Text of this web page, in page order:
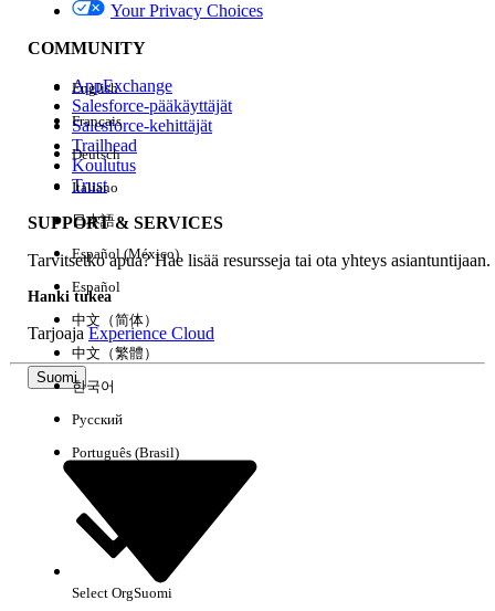
Edition
Kokemus
Tyhjennä kaikki Valmis
Your Privacy Choices
COMMUNITY
AppExchange
Salesforce-pääkäyttäjät
Salesforce-kehittäjät
Trailhead
Koulutus
Trust
SUPPORT & SERVICES
Tarvitsetko apua? Hae lisää resursseja tai ota yhteys asiantuntijaan.
Hanki tukea
TarjoajaExperience Cloud
Suomi
English
Français
Deutsch
Italiano
日本語
Español (México)
Español
中文（简体）
中文（繁體）
한국어
Русский
Português (Brasil)
Select OrgSuomi